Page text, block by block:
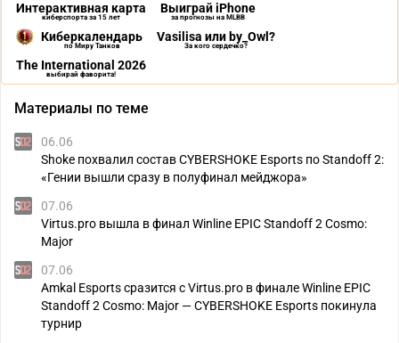
Интерактивная карта
киберспорта за 15 лет
Выиграй iPhone
за прогнозы на MLBB
Киберкалендарь
по Миру Танков
Vasilisa или by_Owl?
За кого сердечко?
The International 2026
выбирай фаворита!
Материалы по теме
06.06
Shoke похвалил состав CYBERSHOKE Esports по Standoff 2:
«Гении вышли сразу в полуфинал мейджора»
07.06
Virtus.pro вышла в финал Winline EPIC Standoff 2 Cosmo:
Major
07.06
Amkal Esports сразится с Virtus.pro в финале Winline EPIC
Standoff 2 Cosmo: Major — CYBERSHOKE Esports покинула
турнир